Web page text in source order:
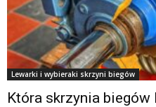
Lewarki i wybieraki skrzyni biegów
Która skrzynia biegów